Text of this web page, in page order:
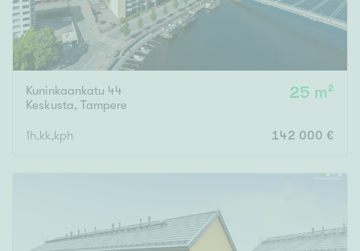
Kuninkaankatu 44
Keskusta, Tampere
25 m²
1h,kk,kph 142 000 €